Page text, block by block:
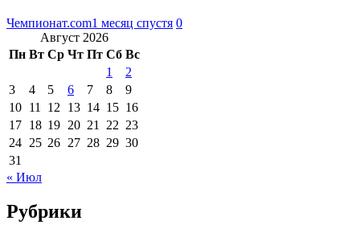
Чемпионат.com1 месяц спустя 0
Август 2026
Пн Вт Ср Чт Пт Сб Вс
1
2
3
4 5 6 7 8
9
10 11 12 13 14 15 16
17 18 19 20 21 22 23
24 25 26 27 28 29 30
31
« Июл
Рубрики